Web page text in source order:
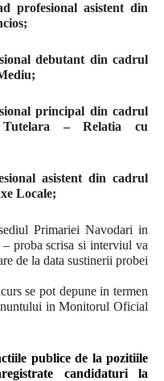
profesional asistent din
debutant din cadrul
principal din cadrul
Tutelara – Relatia cu
asistent din cadrul
Locale;
Primariei Navodari in
proba scrisa si interviul va
de la data sustinerii probei
se pot depune in termen
in Monitorul Oficial
publice de la pozitiile
candidaturi la